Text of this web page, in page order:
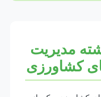
مدیریت
کشاورزی